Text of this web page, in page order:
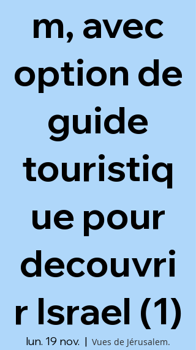
m, avec
option de
guide
touristiq
ue pour
decouvri
r Israel (1)
lun. 19 nov.
  |
Vues de Jérusalem.